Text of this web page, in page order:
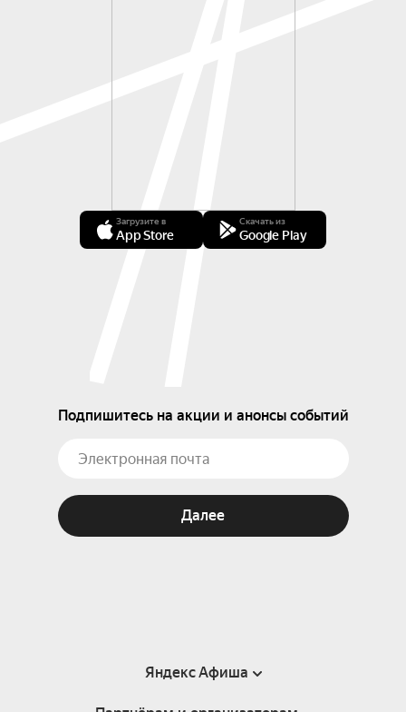
Загрузите в
App Store
Скачать из
Google Play
Подпишитесь на акции и анонсы событий
Далее
Яндекс Афиша